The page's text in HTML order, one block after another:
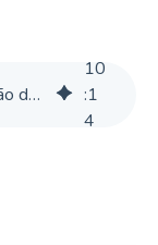
5 problemas que dificultam a visão do custo total das viagens corporativas
10
:1
4